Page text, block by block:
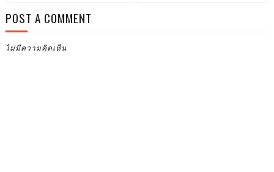
POST A COMMENT
ไม่มีความคิดเห็น